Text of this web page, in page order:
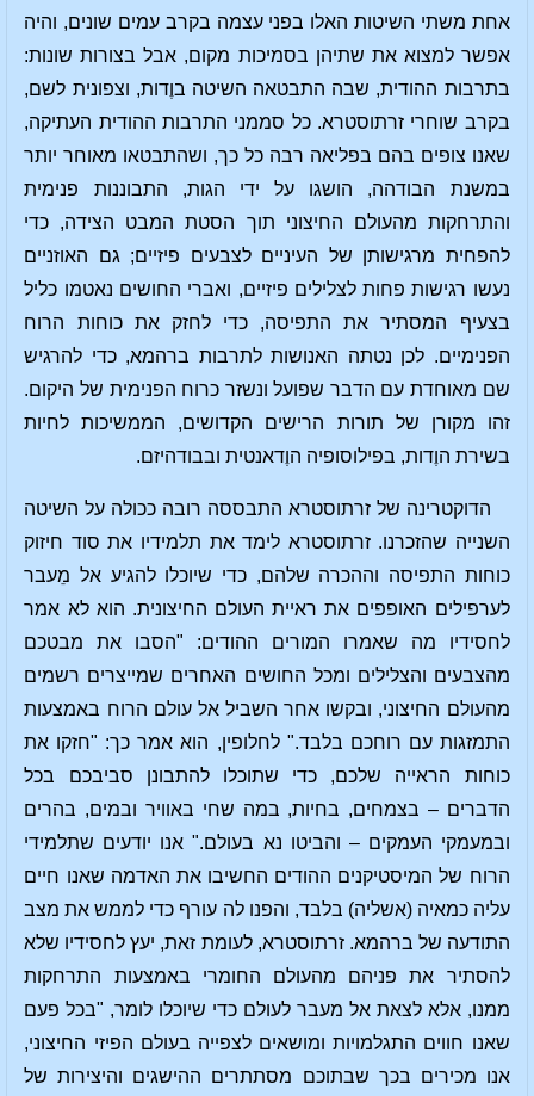
אחת משתי השיטות האלו בפני עצמה בקרב עמים שונים, והיה
אפשר למצוא את שתיהן בסמיכות מקום, אבל בצורות שונות:
בתרבות ההודית, שבה התבטאה השיטה בוֶדות, וצפונית לשם,
בקרב שוחרי זרתוסטרא. כל סממני התרבות ההודית העתיקה,
שאנו צופים בהם בפליאה רבה כל כך, ושהתבטאו מאוחר יותר
במשנת הבודהה, הושגו על ידי הגות, התבוננות פנימית
והתרחקות מהעולם החיצוני תוך הסטת המבט הצידה, כדי
להפחית מרגישותן של העיניים לצבעים פיזיים; גם האוזניים
נעשו רגישות פחות לצלילים פיזיים, ואברי החושים נאטמו כליל
בצעיף המסתיר את התפיסה, כדי לחזק את כוחות הרוח
הפנימיים. לכן נטתה האנושות לתרבות ברהמא, כדי להרגיש
שם מאוחדת עם הדבר שפועל ונשזר כרוח הפנימית של היקום.
זהו מקורן של תורות הרישים הקדושים, הממשיכות לחיות
בשירת הוֶדות, בפילוסופיה הוֶדאנטית ובבודהיזם.
הדוקטרינה של זרתוסטרא התבססה רובה ככולה על השיטה
השנייה שהזכרנו. זרתוסטרא לימד את תלמידיו את סוד חיזוק
כוחות התפיסה וההכרה שלהם, כדי שיוכלו להגיע אל מֵעבר
לערפילים האופפים את ראיית העולם החיצונית. הוא לא אמר
לחסידיו מה שאמרו המורים ההודים: "הסבו את מבטכם
מהצבעים והצלילים ומכל החושים האחרים שמייצרים רשמים
מהעולם החיצוני, ובקשו אחר השביל אל עולם הרוח באמצעות
התמזגות עם רוחכם בלבד." לחלופין, הוא אמר כך: "חזקו את
כוחות הראייה שלכם, כדי שתוכלו להתבונן סביבכם בכל
הדברים – בצמחים, בחיות, במה שחי באוויר ובמים, בהרים
ובמעמקי העמקים – והביטו נא בעולם." אנו יודעים שתלמידי
הרוח של המיסטיקנים ההודים החשיבו את האדמה שאנו חיים
עליה כמאיה (אשליה) בלבד, והפנו לה עורף כדי לממש את מצב
התודעה של ברהמא. זרתוסטרא, לעומת זאת, יעץ לחסידיו שלא
להסתיר את פניהם מהעולם החומרי באמצעות התרחקות
ממנו, אלא לצאת אל מעבר לעולם כדי שיוכלו לומר, "בכל פעם
שאנו חווים התגלמויות ומושאים לצפייה בעולם הפיזי החיצוני,
אנו מכירים בכך שבתוכם מסתתרים ההישגים והיצירות של